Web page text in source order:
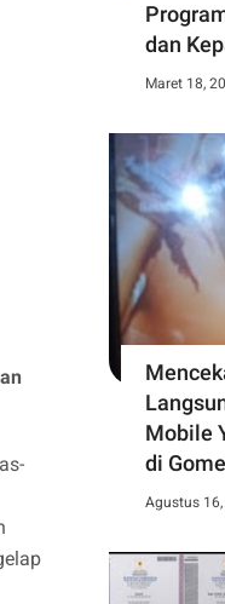
dan
Maret 18,
Mobile
di
Agustus